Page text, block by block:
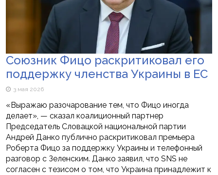
Союзник Фицо раскритиковал его
поддержку членства Украины в ЕС
3 мая 2026
«Выражаю разочарование тем, что Фицо иногда
делает», — сказал коалиционный партнер
Председатель Словацкой национальной партии
Андрей Данко публично раскритиковал премьера
Роберта Фицо за поддержку Украины и телефонный
разговор с Зеленским. Данко заявил, что SNS не
согласен с тезисом о том, что Украина принадлежит к